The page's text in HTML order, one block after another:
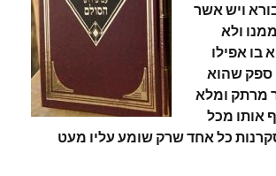
ויש אשר
ולא
בו אפילו
ספק שהוא
מרתק ומלא
אותו מכל
כל אחד שרק שומע עליו מעט